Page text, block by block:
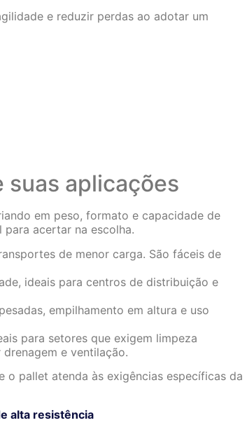
e reduzir perdas ao adotar um
aplicações
em peso, formato e capacidade de
acertar na escolha.
de menor carga. São fáceis de
ideais para centros de distribuição e
empilhamento em altura e uso
para setores que exigem limpeza
e ventilação.
pallet atenda às exigências específicas da
alta resistência